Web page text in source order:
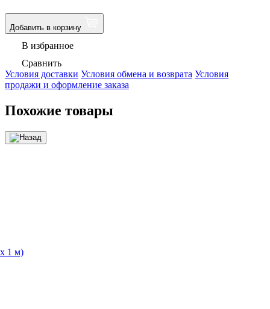
Добавить в корзину
В избранное
Сравнить
Условия доставки Условия обмена и возврата Условия
продажи и оформление заказа
Похожие товары
1 м)